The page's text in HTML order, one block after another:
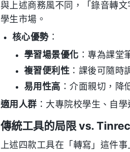
與上述商務風不同，「錄音轉
學生市場。
核心優勢：
學習場景優化 ：專為課堂
複習便利性 ：課後可隨時
易用性高 ：介面親切，降
適用人群 ：大專院校學生、自
傳統工具的局限 vs.
上述四款工具在「轉寫」這件